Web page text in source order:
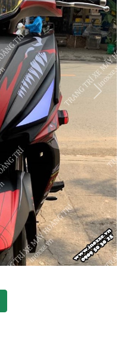
Tiếp
theo